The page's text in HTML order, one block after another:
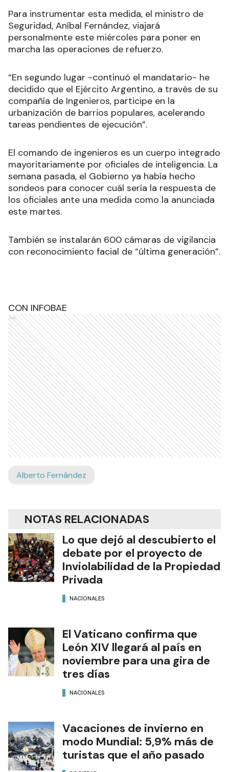
Para instrumentar esta medida, el ministro de
Seguridad, Aníbal Fernández, viajará
personalmente este miércoles para poner en
marcha las operaciones de refuerzo.
“En segundo lugar -continuó el mandatario- he
decidido que el Ejército Argentino, a través de su
compañía de Ingenieros, participe en la
urbanización de barrios populares, acelerando
tareas pendientes de ejecución”.
El comando de ingenieros es un cuerpo integrado
mayoritariamente por oficiales de inteligencia. La
semana pasada, el Gobierno ya había hecho
sondeos para conocer cuál sería la respuesta de
los oficiales ante una medida como la anunciada
este martes.
También se instalarán 600 cámaras de vigilancia
con reconocimiento facial de “última generación”.
CON INFOBAE
Ads
Alberto Fernández
NOTAS RELACIONADAS
Lo que dejó al descubierto el
debate por el proyecto de
Inviolabilidad de la Propiedad
Privada
NACIONALES
El Vaticano confirma que
León XIV llegará al país en
noviembre para una gira de
tres días
NACIONALES
Vacaciones de invierno en
modo Mundial: 5,9% más de
turistas que el año pasado